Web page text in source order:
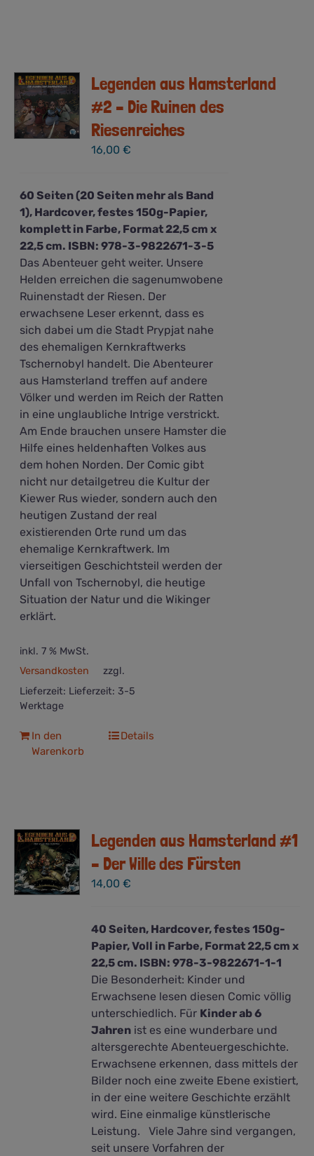
Legenden aus Hamsterland
#2 – Die Ruinen des
Riesenreiches
16,00€
60 Seiten (20 Seiten mehr als Band
1), Hardcover, festes 150g-Papier,
komplett in Farbe, Format 22,5 cm x
22,5 cm. ISBN: 978-3-9822671-3-5
Das Abenteuer geht weiter. Unsere
Helden erreichen die sagenumwobene
Ruinenstadt der Riesen. Der
erwachsene Leser erkennt, dass es
sich dabei um die Stadt Prypjat nahe
des ehemaligen Kernkraftwerks
Tschernobyl handelt. Die Abenteurer
aus Hamsterland treffen auf andere
Völker und werden im Reich der Ratten
in eine unglaubliche Intrige verstrickt.
Am Ende brauchen unsere Hamster die
Hilfe eines heldenhaften Volkes aus
dem hohen Norden. Der Comic gibt
nicht nur detailgetreu die Kultur der
Kiewer Rus wieder, sondern auch den
heutigen Zustand der real
existierenden Orte rund um das
ehemalige Kernkraftwerk. Im
vierseitigen Geschichtsteil werden der
Unfall von Tschernobyl, die heutige
Situation der Natur und die Wikinger
erklärt.
inkl. 7 % MwSt.
zzgl.
Versandkosten
Lieferzeit: Lieferzeit: 3-5
Werktage
In den
Warenkorb
Details
Legenden aus Hamsterland #1
– Der Wille des Fürsten
14,00€
40 Seiten, Hardcover, festes 150g-
Papier, Voll in Farbe, Format 22,5 cm x
22,5 cm. ISBN: 978-3-9822671-1-1
Die Besonderheit: Kinder und
Erwachsene lesen diesen Comic völlig
unterschiedlich. Für Kinder ab 6
Jahren ist es eine wunderbare und
altersgerechte Abenteuergeschichte.
Erwachsene erkennen, dass mittels der
Bilder noch eine zweite Ebene existiert,
in der eine weitere Geschichte erzählt
wird. Eine einmalige künstlerische
Leistung. Viele Jahre sind vergangen,
seit unsere Vorfahren der